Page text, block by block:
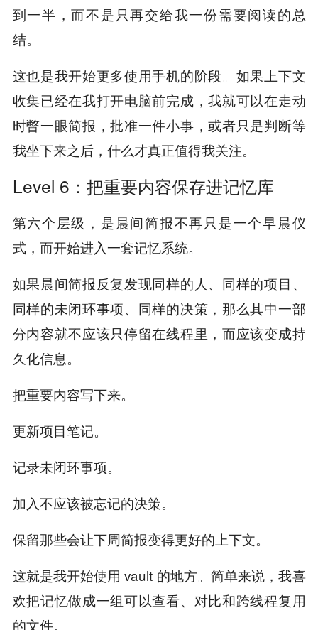
到一半，而不是只再交给我一份需要阅读的总
结。
这也是我开始更多使用手机的阶段。如果上下文
收集已经在我打开电脑前完成，我就可以在走动
时瞥一眼简报，批准一件小事，或者只是判断等
我坐下来之后，什么才真正值得我关注。
Level 6：把重要内容保存进记忆库
第六个层级，是晨间简报不再只是一个早晨仪
式，而开始进入一套记忆系统。
如果晨间简报反复发现同样的人、同样的项目、
同样的未闭环事项、同样的决策，那么其中一部
分内容就不应该只停留在线程里，而应该变成持
久化信息。
把重要内容写下来。
更新项目笔记。
记录未闭环事项。
加入不应该被忘记的决策。
保留那些会让下周简报变得更好的上下文。
这就是我开始使用 vault 的地方。简单来说，我喜
欢把记忆做成一组可以查看、对比和跨线程复用
的文件。